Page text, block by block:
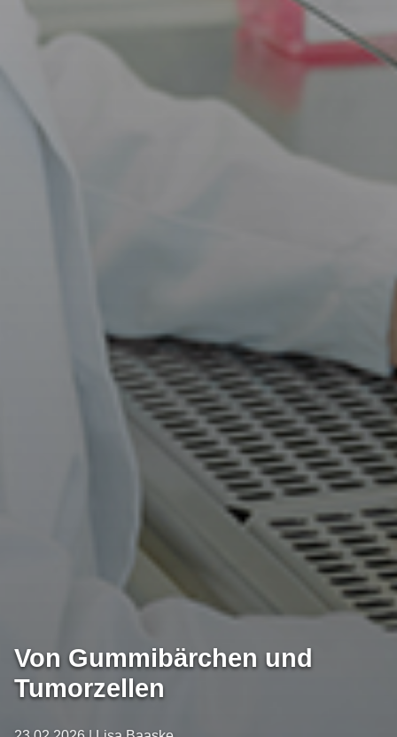
Von Gummibärchen und
Tumorzellen